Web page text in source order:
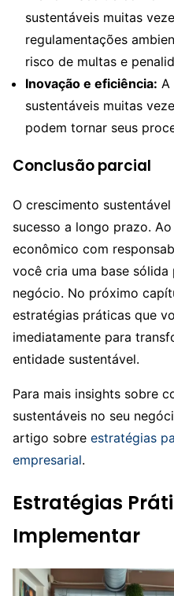
sustentáveis muitas
regulamentações
risco de multas e
Inovação e eficiência: A
sustentáveis muitas
podem tornar seus
Conclusão parcial
O crescimento
sucesso a longo prazo.
econômico com
você cria uma base
negócio. No próximo
estratégias práticas que
imediatamente para
entidade sustentável.
Para mais insights sobre
sustentáveis no seu
artigo sobre estratégias
empresarial.
Estratégias
Implementar